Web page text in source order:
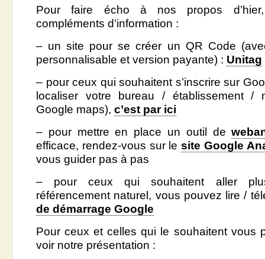
Pour faire écho à nos propos
compléments d’information :
– un site pour se créer un QR Code
personnalisable et version payante) : Unitag
– pour ceux qui souhaitent s’inscrire sur
localiser votre bureau / établissement /
Google maps), c’est par ici
– pour mettre en place un outil de
efficace, rendez-vous sur le site Google
vous guider pas à pas
– pour ceux qui souhaitent aller
référencement naturel, vous pouvez lire /
de démarrage Google
Pour ceux et celles qui le souhaitent vous
voir notre présentation :